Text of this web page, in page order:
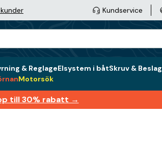
Kundservice
& ReglageElsystem i båtSkruv & Beslag
Motorsök
till 30% rabatt →